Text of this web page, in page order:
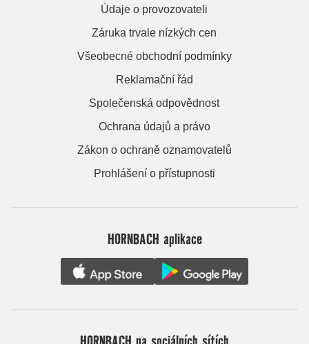
Údaje o provozovateli
Záruka trvale nízkých cen
Všeobecné obchodní podmínky
Reklamační řád
Společenská odpovědnost
Ochrana údajů a právo
Zákon o ochraně oznamovatelů
Prohlášení o přístupnosti
HORNBACH aplikace